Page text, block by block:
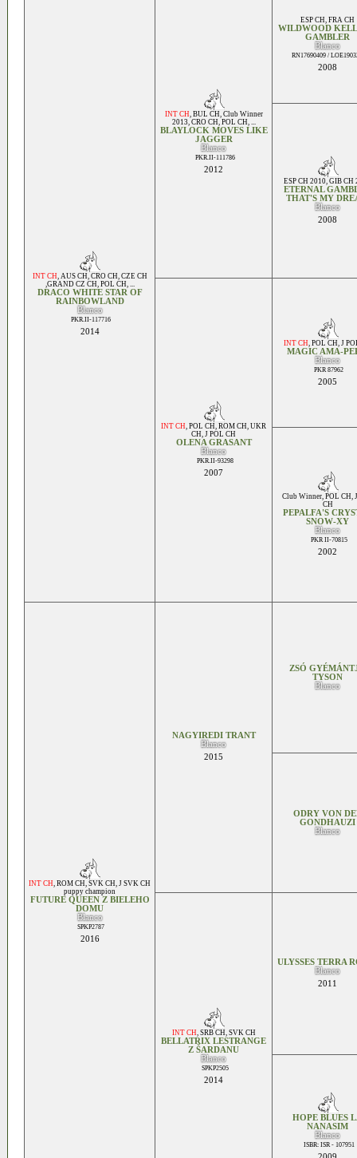
INT CH, AUS CH, CRO CH, CZE CH
,GRAND CZ CH, POL CH, ...
DRACO WHITE STAR OF
RAINBOWLAND
Blanco
PKR.II-117716
2014
INT CH, BUL CH, Club Winner
2013, CRO CH, POL CH, ...
BLAYLOCK MOVES LIKE
JAGGER
Blanco
PKR.II-111786
2012
ESP CH, FRA CH
WILDWOOD
GAMBLER
Blanco
RN17690409 /
2008
ESP CH 2010, GIB CH
ETERNAL
THAT'S MY
Blanco
2008
INT CH, POL CH, ROM CH, UKR
CH, J POL CH
OLENA GRASANT
Blanco
PKR.II-93298
2007
INT CH, POL CH, J
MAGIC AMA-
Blanco
PKR 87962
2005
Club Winner, POL CH,
CH
PEPALFA'S
SNOW-XY
Blanco
PKR II-70815
2002
INT CH, ROM CH, SVK CH, J SVK CH
puppy champion
FUTURE QUEEN Z BIELEHO
DOMU
Blanco
SPKP2787
2016
NAGYIREDI TRANT
Blanco
2015
ZSÓ
TYSON
Blanco
ODRY VON
GONDHAUZI
Blanco
INT CH, SRB CH, SVK CH
BELLATRIX LESTRANGE
Z ŠARDANU
Blanco
SPKP2505
2014
ULYSSES TERRA
Blanco
2011
HOPE BLUES
NANASIM
Blanco
ISBR: ISR - 107951